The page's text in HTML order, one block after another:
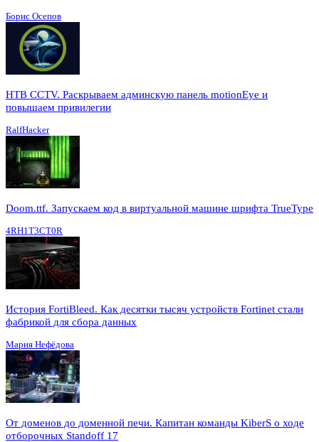
Борис Осепов
HTB CCTV. Раскрываем админскую панель motionEye и
повышаем привилегии
RalfHacker
Doom.ttf. Запускаем код в виртуальной машине шрифта TrueType
4RH1T3CT0R
История FortiBleed. Как десятки тысяч устройств Fortinet стали
фабрикой для сбора данных
Мария Нефёдова
От доменов до доменной печи. Капитан команды KiberS о ходе
отборочных Standoff 17